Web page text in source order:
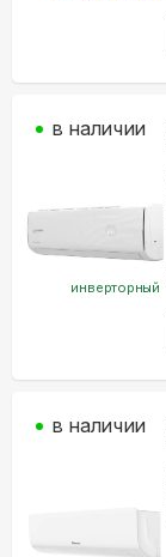
инверторный
в наличии
в наличии